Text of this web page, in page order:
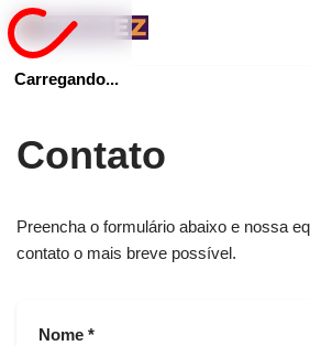
Carregando...
Pular
para
conteúdo
Contato
Preencha o formulário abaixo e nossa
contato o mais breve possível.
Nome *